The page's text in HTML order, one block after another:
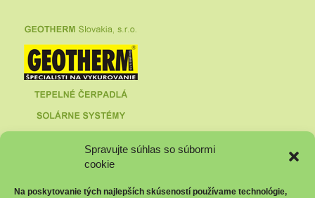
Spravujte súhlas so súbormi
cookie
Na poskytovanie tých najlepších skúseností používame technológie,